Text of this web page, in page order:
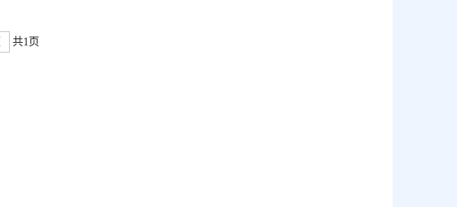
共1页